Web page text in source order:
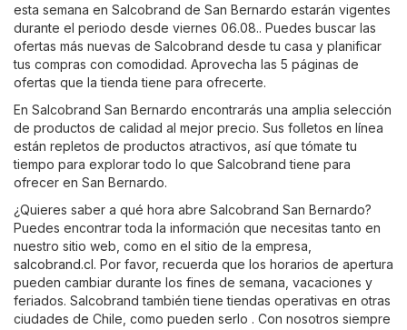
esta semana en Salcobrand de San Bernardo estarán vigentes
durante el periodo desde viernes 06.08.. Puedes buscar las
ofertas más nuevas de Salcobrand desde tu casa y planificar
tus compras con comodidad. Aprovecha las 5 páginas de
ofertas que la tienda tiene para ofrecerte.
En Salcobrand San Bernardo encontrarás una amplia selección
de productos de calidad al mejor precio. Sus folletos en línea
están repletos de productos atractivos, así que tómate tu
tiempo para explorar todo lo que Salcobrand tiene para
ofrecer en San Bernardo.
¿Quieres saber a qué hora abre Salcobrand San Bernardo?
Puedes encontrar toda la información que necesitas tanto en
nuestro sitio web, como en el sitio de la empresa,
salcobrand.cl. Por favor, recuerda que los horarios de apertura
pueden cambiar durante los fines de semana, vacaciones y
feriados. Salcobrand también tiene tiendas operativas en otras
ciudades de Chile, como pueden serlo . Con nosotros siempre